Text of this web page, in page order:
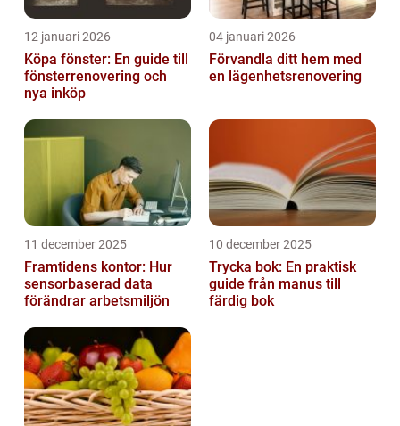
12 januari 2026
Köpa fönster: En guide till
fönsterrenovering och
nya inköp
04 januari 2026
Förvandla ditt hem med
en lägenhetsrenovering
11 december 2025
Framtidens kontor: Hur
sensorbaserad data
förändrar arbetsmiljön
10 december 2025
Trycka bok: En praktisk
guide från manus till
färdig bok